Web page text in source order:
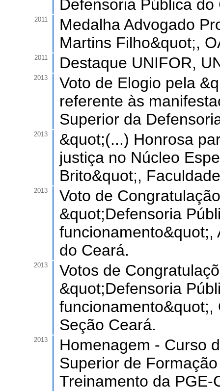
Defensoria Pública do
2011
Medalha Advogado
Martins Filho&quot;,
2011 Destaque UNIFOR,
2013
Voto de Elogio pela
referente às
Superior da
2013
&quot;(...) Honrosa
justiça no Núcleo
Brito&quot;,
2013
Voto de
&quot;Defensoria
funcionamento&quot;,
do Ceará.
2013
Votos de
&quot;Defensoria
Seção Ceará.
2013
Homenagem - Curso
Superior de
Treinamento da PGE-